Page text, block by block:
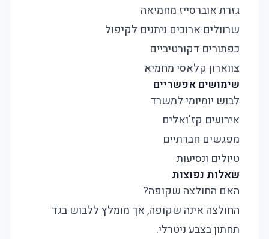
גזרת אוברסייז מחמיאה
שרוולים ארוכים ניתנים לקיפול
כפתורים דקורטיביים
צווארון קלאסי מחמיא
שימושים אפשריים
לבוש יומיומי למשרד
אירועים קז'ואלים
מפגשים חברתיים
טיולים ונסיעות
שאלות נפוצות
האם החולצה שקופה?
החולצה אינה שקופה, אך מומלץ ללבוש בגד
תחתון בצבע ניטרלי.